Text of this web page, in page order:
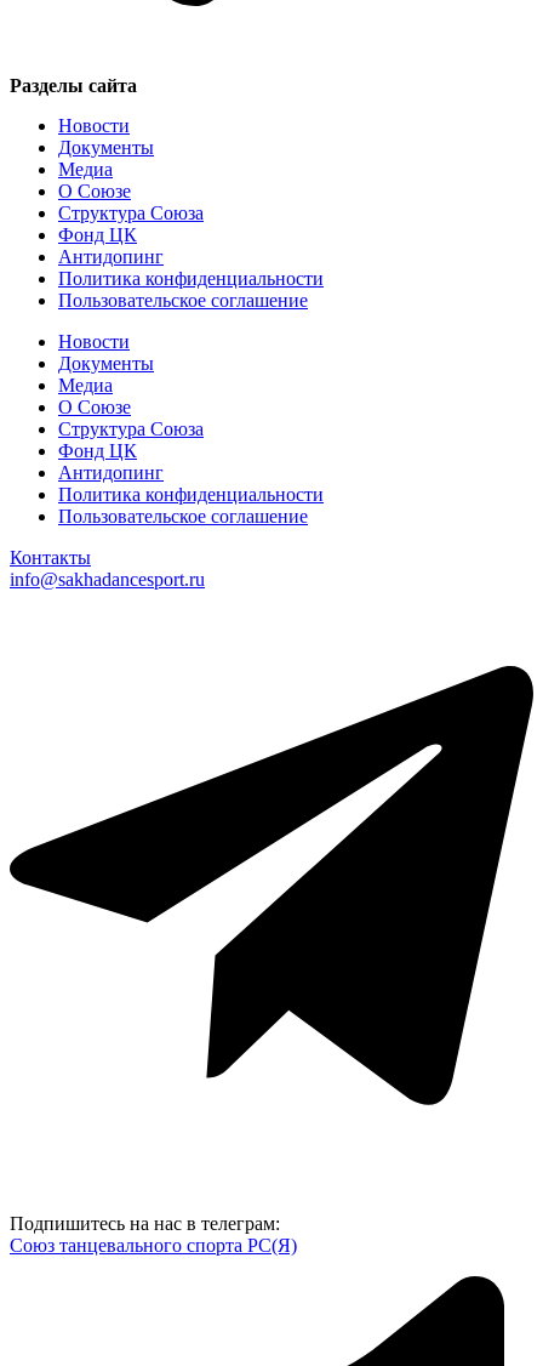
Разделы сайта
Новости
Документы
Медиа
О Союзе
Структура Союза
Фонд ЦК
Антидопинг
Политика конфиденциальности
Пользовательское соглашение
Новости
Документы
Медиа
О Союзе
Структура Союза
Фонд ЦК
Антидопинг
Политика конфиденциальности
Пользовательское соглашение
Контакты
info@sakhadancesport.ru
Подпишитесь на нас в телеграм:
Союз танцевального спорта РС(Я)